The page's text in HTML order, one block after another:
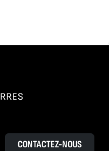
CONTACTEZ-NOUS